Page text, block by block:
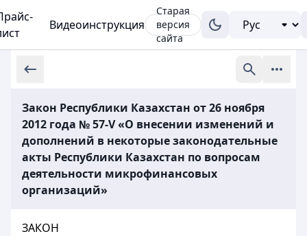
Видеоинструкция
Старая
версия
сайта
Закон Республики Казахстан от 26 ноября
2012 года № 57-V «О внесении изменений и
дополнений в некоторые законодательные
акты Республики Казахстан по вопросам
деятельности микрофинансовых
организаций»
ЗАКОН